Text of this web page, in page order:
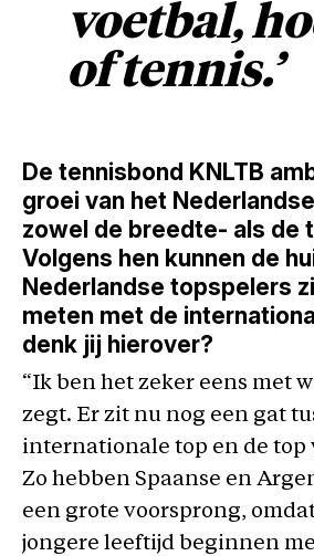
voetbal,
of tennis.’
De tennisbond KNLTB
groei van het
zowel de breedte- als de
Volgens hen kunnen de
Nederlandse topspelers
meten met de
denk jij hierover?
“Ik ben het zeker eens met
zegt. Er zit nu nog een gat
internationale top en de top
Zo hebben Spaanse en
een grote voorsprong,
jongere leeftijd beginnen